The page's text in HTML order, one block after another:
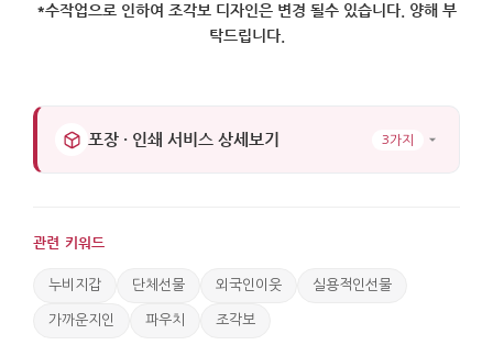
*수작업으로 인하여 조각보 디자인은 변경 될수 있습니다. 양해 부
탁드립니다.
포장 · 인쇄 서비스 상세보기 3가지
관련 키워드
누비지갑 단체선물 외국인이웃 실용적인선물
가까운지인 파우치 조각보